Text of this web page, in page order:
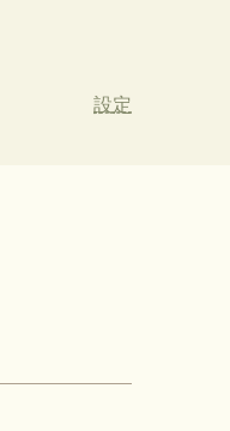
設定